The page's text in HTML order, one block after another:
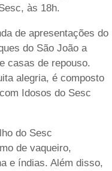
às 18h.
de apresentações do
do São João a
casas de repouso.
alegria, é composto
Idosos do Sesc
do Sesc
de vaqueiro,
e índias. Além disso,